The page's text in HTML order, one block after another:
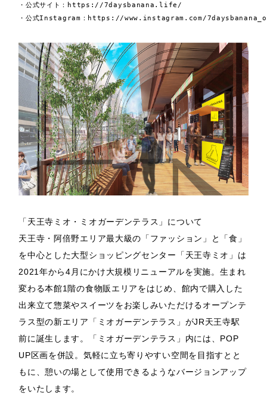
・公式サイト：https://7daysbanana.life/
・公式Instagram：https://www.instagram.com/
「天王寺ミオ・ミオガーデンテラス」について
天王寺・阿倍野エリア最大級の「ファッション」と「食」
を中心とした大型ショッピングセンター「天王寺ミオ」は
2021年から4月にかけ大規模リニューアルを実施。生まれ
変わる本館1階の食物販エリアをはじめ、館内で購入した
出来立て惣菜やスイーツをお楽しみいただけるオープンテ
ラス型の新エリア「ミオガーデンテラス」がJR天王寺駅
前に誕生します。「ミオガーデンテラス」内には、POP
UP区画を併設。気軽に立ち寄りやすい空間を目指すとと
もに、憩いの場として使用できるようなバージョンアップ
をいたします。